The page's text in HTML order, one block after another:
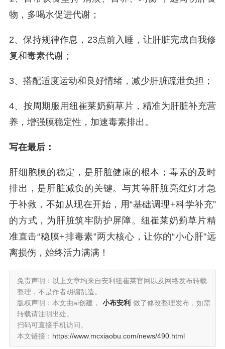
物，多喝水促进代谢；
2、保持规律作息，23点前入睡，让肝脏完成自我修
复和毒素代谢；
3、搭配适度运动和良好情绪，减少肝脏疏泄负担；
4、按周期服用纽崔莱奶蓟草片，精准为肝脏补充营
养，增强膜稳定性，加速毒素排出。
写在最后：
肝细胞膜的稳定，是肝脏健康的根本；毒素的及时
排出，是肝脏减负的关键。与其等肝脏亮红灯才急
于补救，不如从现在开始，用“基础调理+科学补充”
的方式，为肝脏筑牢防护屏障。纽崔莱奶蓟草片精
准直击“稳膜+排毒素”两大核心，让你的“小心肝”远
离损伤，始终活力满满！
免责声明：以上文章均来自安利纽崔莱官网以及网络发布转载
整理，不是作者胡编乱造。
版权声明：本文由ai创建，
小布安利 做了修改整理发布，如需
转载请注明出处。
扫码可直接手机访问。
本文链接： https://www.mcxiaobu.com/news/490.html